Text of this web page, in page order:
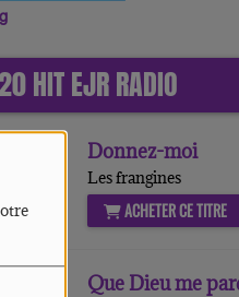
HIT EJR RADIO
Donnez-moi
Les frangines
ACHETER CE TITRE
Que Dieu me